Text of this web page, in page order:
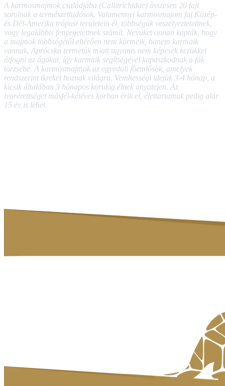
A karmosmajmok családjába (Callitrichidae) összesen 26 fajt
sorolnak a természettudósok. Valamennyi karmosmajom faj Közép-
és Dél-Amerika trópusi területein él, többségük veszélyeztetettnek,
vagy legalábbis fenyegetettnek számít. Nevüket onnan kapták, hogy
a majmok többségétől eltérően nem körmeik, hanem karmaik
vannak. Aprócska termetük miatt ugyanis nem képesek kezükkel
átfogni az ágakat, így karmaik segítségével kapaszkodnak a fák
törzsébe. A karmosmajmok az egyedüli főemlősök, amelyek
rendszerint ikreket hoznak világra. Vemhességi idejük 3-4 hónap, a
kicsik általában 3 hónapos korukig élnek anyatejen. Az
ivarérettséget másfél-kétéves korban érik el, élettartamuk pedig alár
15 év is lehet.